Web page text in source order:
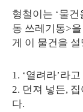
형철이는 ‘물
동 쓰레기통>
게 이 물건을
1. ‘열려라’라
2. 던져 넣든,
다.